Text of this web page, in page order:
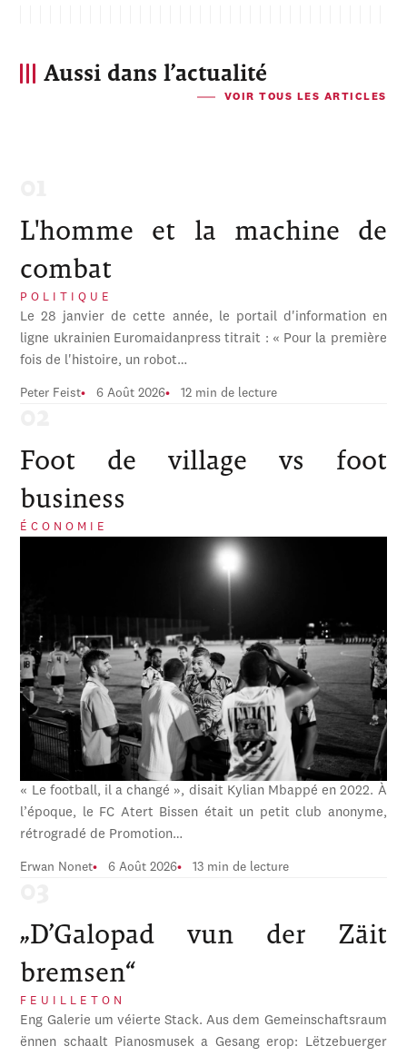
Aussi dans l’actualité
VOIR TOUS LES ARTICLES
L'homme et la machine de
combat
POLITIQUE
Le 28 janvier de cette année, le portail d'information en
ligne ukrainien Euromaidanpress titrait : « Pour la première
fois de l'histoire, un robot…
Peter Feist 6 Août 2026 12 min de lecture
Foot de village vs foot
business
ÉCONOMIE
« Le football, il a changé », disait Kylian Mbappé en 2022. À
l’époque, le FC Atert Bissen était un petit club anonyme,
rétrogradé de Promotion…
Erwan Nonet 6 Août 2026 13 min de lecture
„D’Galopad vun der Zäit
bremsen“
FEUILLETON
Eng Galerie um véierte Stack. Aus dem Gemeinschaftsraum
ënnen schaalt Pianosmusek a Gesang erop: Lëtzebuerger